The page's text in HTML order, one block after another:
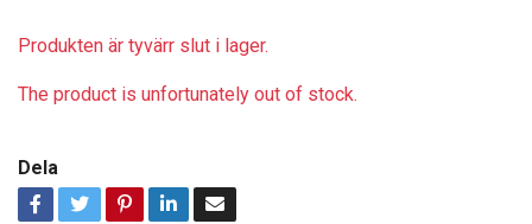
Produkten är tyvärr slut i lager.
The product is unfortunately out of stock.
Dela